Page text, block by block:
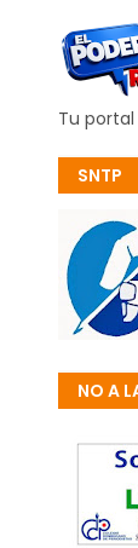
Tu
SNTP
NO A